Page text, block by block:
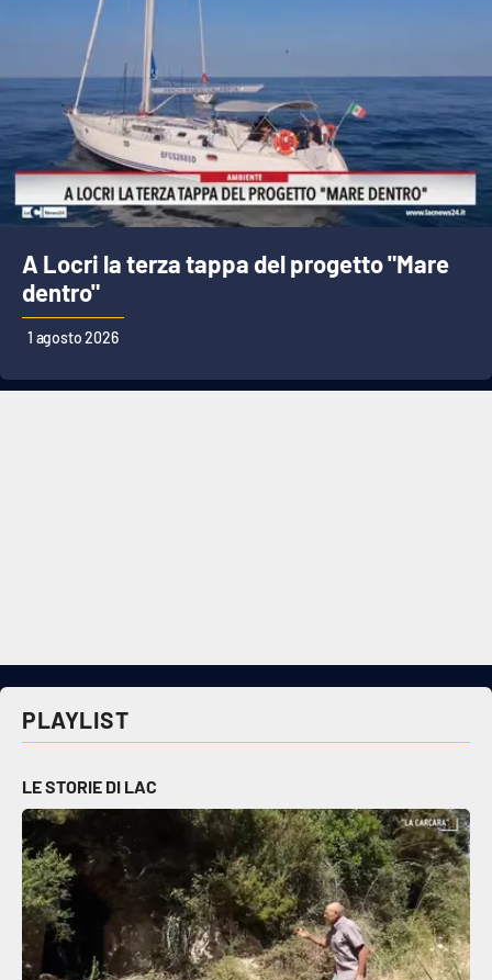
A Locri la terza tappa del progetto "Mare
dentro"
1 agosto 2026
PLAYLIST
LE STORIE DI LAC